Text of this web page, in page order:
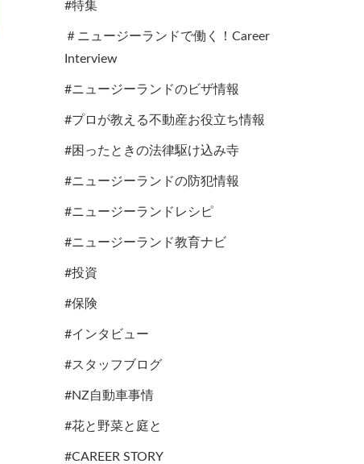
#特集
＃ニュージーランドで働く！Career
Interview
#ニュージーランドのビザ情報
#プロが教える不動産お役立ち情報
#困ったときの法律駆け込み寺
#ニュージーランドの防犯情報
#ニュージーランドレシピ
#ニュージーランド教育ナビ
#投資
#保険
#インタビュー
#スタッフブログ
#NZ自動車事情
#花と野菜と庭と
#CAREER STORY